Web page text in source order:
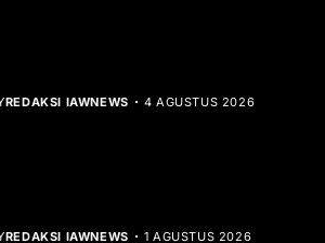
REDAKSI IAWNEWS 4 AGUSTUS 2026
REDAKSI IAWNEWS 1 AGUSTUS 2026